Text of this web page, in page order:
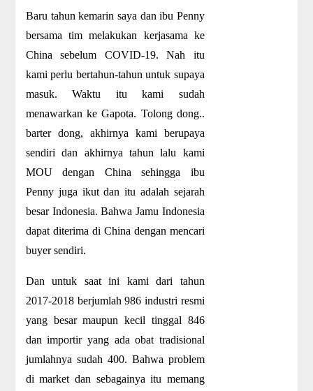
Baru tahun kemarin saya dan ibu Penny
bersama tim melakukan kerjasama ke
China sebelum COVID-19. Nah itu
kami perlu bertahun-tahun untuk supaya
masuk. Waktu itu kami sudah
menawarkan ke Gapota. Tolong dong..
barter dong, akhirnya kami berupaya
sendiri dan akhirnya tahun lalu kami
MOU dengan China sehingga ibu
Penny juga ikut dan itu adalah sejarah
besar Indonesia. Bahwa Jamu Indonesia
dapat diterima di China dengan mencari
buyer sendiri.
Dan untuk saat ini kami dari tahun
2017-2018 berjumlah 986 industri resmi
yang besar maupun kecil tinggal 846
dan importir yang ada obat tradisional
jumlahnya sudah 400. Bahwa problem
di market dan sebagainya itu memang